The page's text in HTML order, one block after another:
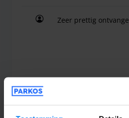
Zeer prettig
Shuttle buiten